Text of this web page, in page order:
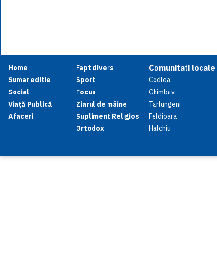
Home
Sumar editie
Social
Viață Publică
Afaceri
Fapt divers
Sport
Focus
Ziarul de mâine
Supliment Religios
Ortodox
Comunitati locale
Codlea
Ghimbav
Tarlungeni
Feldioara
Halchiu